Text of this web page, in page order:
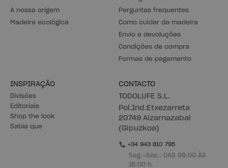
BEKA
Suporte para cabides 180x70
108,99 €
AIKA
350,99 €